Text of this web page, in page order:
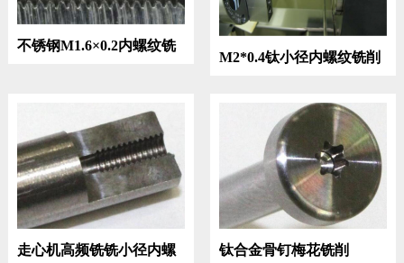
不锈钢M1.6×0.2内螺纹铣
M2*0.4钛小径内螺纹铣削
走心机高频铣铣小径内螺
钛合金骨钉梅花铣削